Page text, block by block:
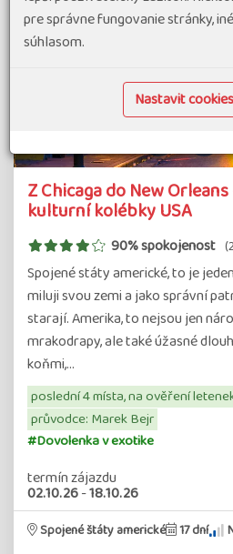
Z Chicaga do New
kulturní kolébky USA
90% spokojenost
Spojené státy americké, to je
miluji svou zemi a jako správní
starají. Amerika, to nejsou jen
mrakodrapy, ale také úžasné
koňmi,…
poslední 4 místa, na ověření
průvodce: Marek Bejr
#Dovolenka v exotike
termín zájazdu
02.10.26-18.10.26
Spojené štáty americké 17 dní
pre správne fungovanie stránky,
súhlasom.
Nastavit cookies